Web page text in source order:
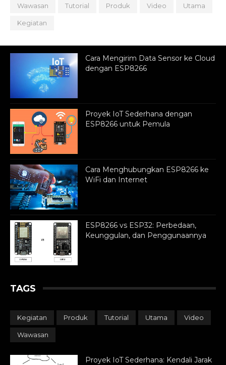
Wawasan Tutorial Produk Video Utama
Kegiatan
Cara Mengirim Data Sensor ke Cloud
dengan ESP8266
Proyek IoT Sederhana dengan
ESP8266 untuk Pemula
Cara Menghubungkan ESP8266 ke
WiFi dan Internet
ESP8266 vs ESP32: Perbedaan,
Keunggulan, dan Penggunaannya
TAGS
Kegiatan Produk Tutorial Utama Video
Wawasan
Proyek IoT Sederhana: Kendali Jarak